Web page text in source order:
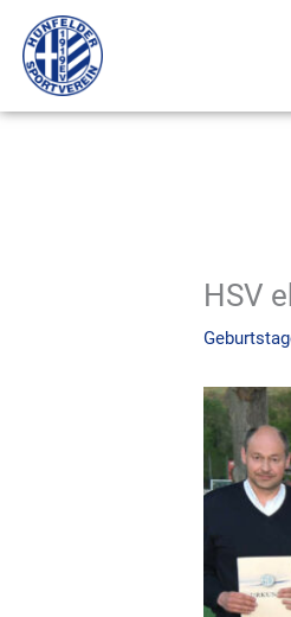
Inhalt
springen
HSV